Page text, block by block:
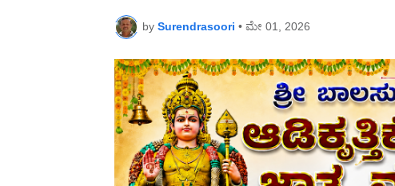
by Surendrasoori • ಮೇ 01, 2026